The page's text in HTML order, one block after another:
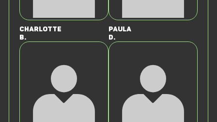
Charlotte
B.
Paula
D.